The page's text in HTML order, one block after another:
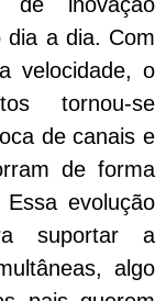
dia a dia. Com
velocidade, o
tornou-se
de canais e
de forma
evolução
suportar a
algo